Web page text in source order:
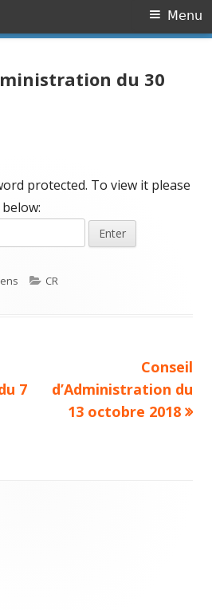
Menu
:
du 30
protected. To view it please
Categories
CR
7
Next
article:
Conseil
d’Administration du
13 octobre 2018